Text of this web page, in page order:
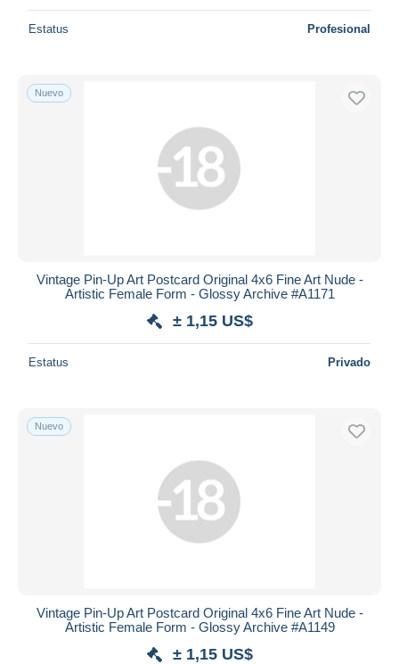
Estatus Profesional
Nuevo
Vintage Pin-Up Art Postcard Original 4x6 Fine Art Nude -
Artistic Female Form - Glossy Archive #A1171
± 1,15 US$
Estatus Privado
Nuevo
Vintage Pin-Up Art Postcard Original 4x6 Fine Art Nude -
Artistic Female Form - Glossy Archive #A1149
± 1,15 US$